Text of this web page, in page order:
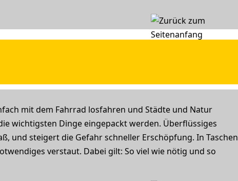
mit dem Fahrrad losfahren und Städte und Natur
wichtigsten Dinge eingepackt werden. Überflüssiges
und steigert die Gefahr schneller Erschöpfung. In Taschen
verstaut. Dabei gilt: So viel wie nötig und so